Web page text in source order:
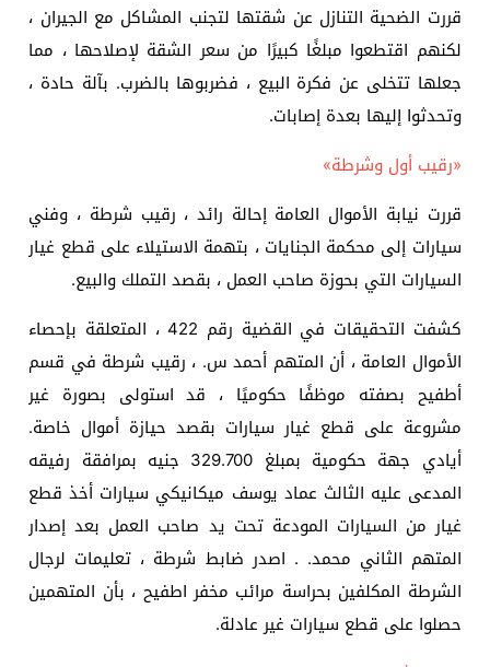
قررت الضحية التنازل عن شقتها لتجنب المشاكل مع الجيران ،
لكنهم اقتطعوا مبلغًا كبيرًا من سعر الشقة لإصلاحها ، مما
جعلها تتخلى عن فكرة البيع ، فضربوها بالضرب. بآلة حادة ،
وتحدثوا إليها بعدة إصابات.
«رقيب أول وشرطة»
قررت نيابة الأموال العامة إحالة رائد ، رقيب شرطة ، وفني
سيارات إلى محكمة الجنايات ، بتهمة الاستيلاء على قطع غيار
السيارات التي بحوزة صاحب العمل ، بقصد التملك والبيع.
كشفت التحقيقات في القضية رقم 422 ، المتعلقة بإحصاء
الأموال العامة ، أن المتهم أحمد س. ، رقيب شرطة في قسم
أطفيح بصفته موظفًا حكوميًا ، قد استولى بصورة غير
مشروعة على قطع غيار سيارات بقصد حيازة أموال خاصة.
أيادي جهة حكومية بمبلغ 329.700 جنيه بمرافقة رفيقه
المدعى عليه الثالث عماد يوسف ميكانيكي سيارات أخذ قطع
غيار من السيارات المودعة تحت يد صاحب العمل بعد إصدار
المتهم الثاني محمد. . اصدر ضابط شرطة ، تعليمات لرجال
الشرطة المكلفين بحراسة مرائب مخفر اطفيح ، بأن المتهمين
حصلوا على قطع سيارات غير عادلة.